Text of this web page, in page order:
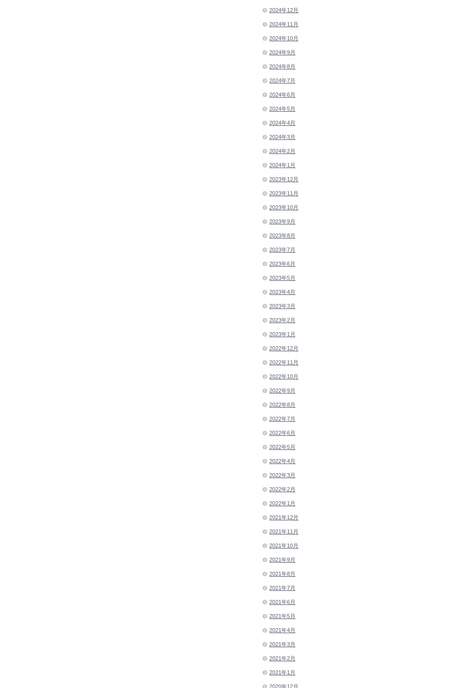
2024年12月
2024年11月
2024年10月
2024年9月
2024年8月
2024年7月
2024年6月
2024年5月
2024年4月
2024年3月
2024年2月
2024年1月
2023年12月
2023年11月
2023年10月
2023年9月
2023年8月
2023年7月
2023年6月
2023年5月
2023年4月
2023年3月
2023年2月
2023年1月
2022年12月
2022年11月
2022年10月
2022年9月
2022年8月
2022年7月
2022年6月
2022年5月
2022年4月
2022年3月
2022年2月
2022年1月
2021年12月
2021年11月
2021年10月
2021年9月
2021年8月
2021年7月
2021年6月
2021年5月
2021年4月
2021年3月
2021年2月
2021年1月
2020年12月